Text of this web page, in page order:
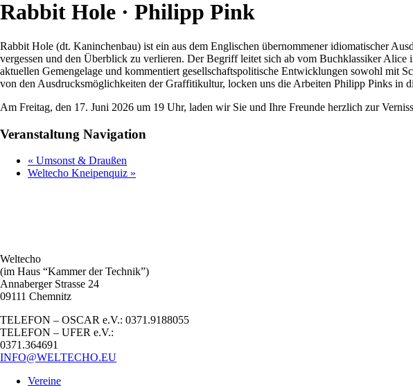
Rabbit Hole · Philipp Pink
Rabbit Hole (dt. Kaninchenbau) ist ein aus dem Englischen übernommener idiomatischer
vergessen und den Überblick zu verlieren. Der Begriff leitet sich ab vom Buchklassiker
aktuellen Gemengelage und kommentiert gesellschaftspolitische Entwicklungen sowohl mit
von den Ausdrucksmöglichkeiten der Graffitikultur, locken uns die Arbeiten Philipp Pinks in
Am Freitag, den 17. Juni 2026 um 19 Uhr, laden wir Sie und Ihre Freunde herzlich zur
Veranstaltung Navigation
« Umsonst & Draußen
Weltecho Kneipenquiz »
Weltecho
(im Haus “Kammer der Technik”)
Annaberger Strasse 24
09111 Chemnitz
TELEFON – OSCAR e.V.: 0371.9188055
TELEFON – UFER e.V.:
0371.364691
INFO@WELTECHO.EU
Vereine